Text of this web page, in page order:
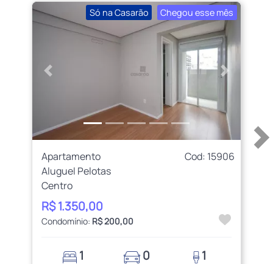
Só na Casarão Chegou esse mês
Anterior Próximo
Apartamento
Cod: 15906
Aluguel Pelotas
Centro
R$ 1.350,00
Condomínio: R$ 200,00
1 0 1